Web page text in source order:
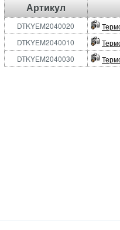
Артикул
DTKYEM2040020
DTKYEM2040010
DTKYEM2040030